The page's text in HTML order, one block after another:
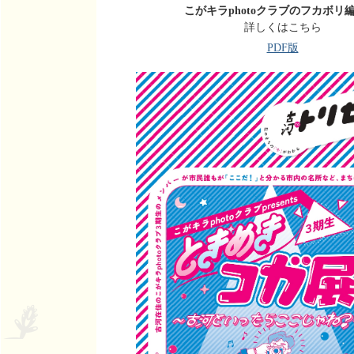
こがキラphotoクラブのフカボリ
詳しくはこちら
PDF版